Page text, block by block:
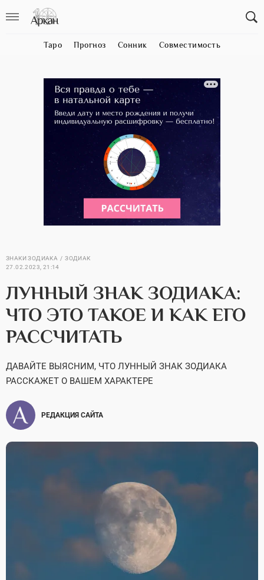
Таро Прогноз Сонник Совместимость
ЗНАКИ ЗОДИАКА
ЗОДИАК
27.02.2023, 21:14
ЛУННЫЙ ЗНАК ЗОДИАКА:
ЧТО ЭТО ТАКОЕ И КАК ЕГО
РАССЧИТАТЬ
ДАВАЙТЕ ВЫЯСНИМ, ЧТО ЛУННЫЙ ЗНАК ЗОДИАКА
РАССКАЖЕТ О ВАШЕМ ХАРАКТЕРЕ
РЕДАКЦИЯ САЙТА